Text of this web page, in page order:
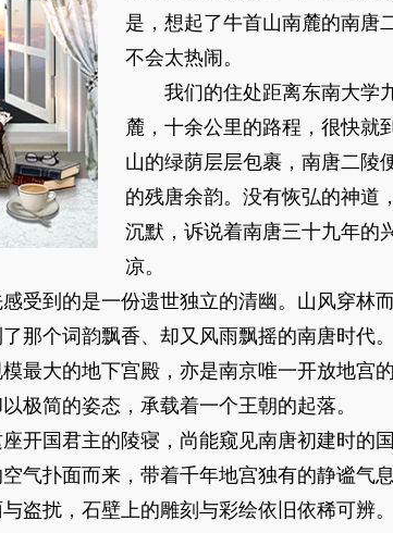
是，想起了牛首山南麓的南唐
不会太热闹。
我们的住处距离东南大学九
麓，十余公里的路程，很快就
山的绿荫层层包裹，南唐二陵
的残唐余韵。没有恢弘的神道
沉默，诉说着南唐三十九年的
凉。
到的是一份遗世独立的清幽。山风穿林
那个词韵飘香、却又风雨飘摇的南唐时代
最大的地下宫殿，亦是南京唯一开放地宫
极简的姿态，承载着一个王朝的起落。
国君主的陵寝，尚能窥见南唐初建时的
气扑面而来，带着千年地宫独有的静谧气
盗扰，石壁上的雕刻与彩绘依旧依稀可辨